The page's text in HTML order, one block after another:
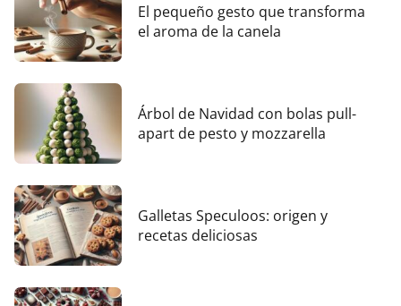
El pequeño gesto que transforma
el aroma de la canela
Árbol de Navidad con bolas pull-
apart de pesto y mozzarella
Galletas Speculoos: origen y
recetas deliciosas